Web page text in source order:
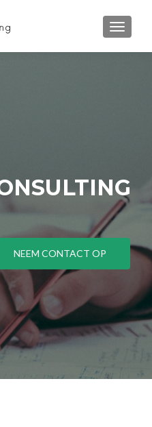
NEEM CONTACT OP